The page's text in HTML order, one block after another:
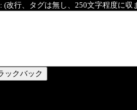
(改行、タグは無し、250文字程度に収